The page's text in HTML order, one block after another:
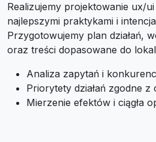
Realizujemy projektowanie ux/
najlepszymi praktykami i
Przygotowujemy plan działań,
oraz treści dopasowane do
Analiza zapytań i
Priorytety działań zgodne z
Mierzenie efektów i ciągła